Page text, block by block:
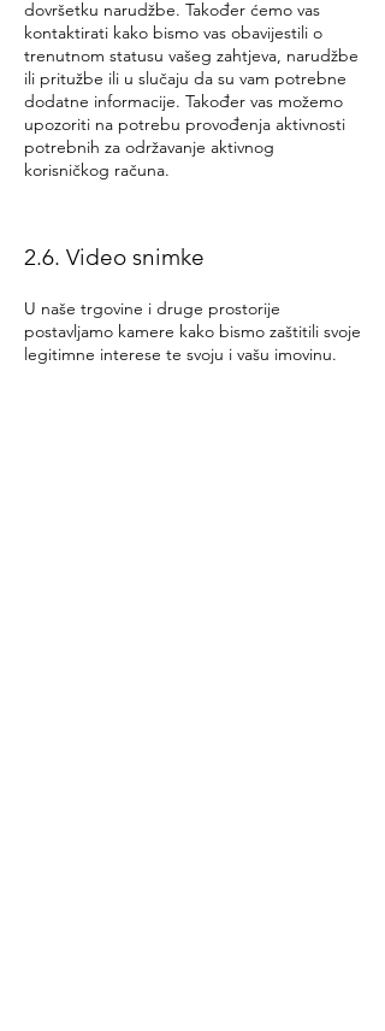
dovršetku narudžbe. Također ćemo vas
kontaktirati kako bismo vas obavijestili o
trenutnom statusu vašeg zahtjeva, narudžbe
ili pritužbe ili u slučaju da su vam potrebne
dodatne informacije. Također vas možemo
upozoriti na potrebu provođenja aktivnosti
potrebnih za održavanje aktivnog
korisničkog računa.
2.6. Video snimke
U naše trgovine i druge prostorije
postavljamo kamere kako bismo zaštitili svoje
legitimne interese te svoju i vašu imovinu.